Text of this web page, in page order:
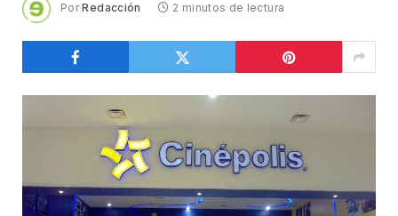
Por Redacción 2 minutos de lectura